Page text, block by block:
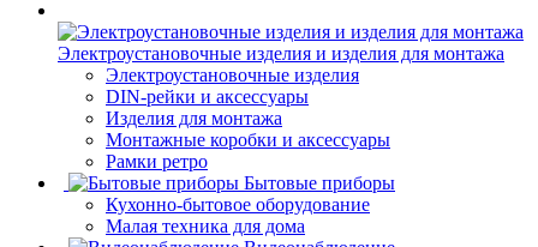
Электроустановочные изделия и изделия для монтажа
Электроустановочные изделия
DIN-рейки и аксессуары
Изделия для монтажа
Монтажные коробки и аксессуары
Рамки ретро
Бытовые приборы
Кухонно-бытовое оборудование
Малая техника для дома